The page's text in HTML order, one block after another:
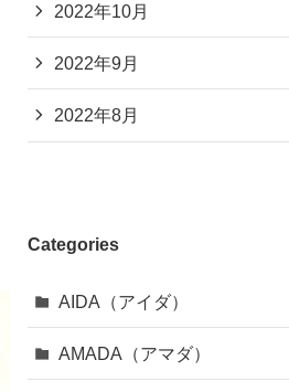
2022年10月
2022年9月
2022年8月
Categories
AIDA（アイダ）
AMADA（アマダ）